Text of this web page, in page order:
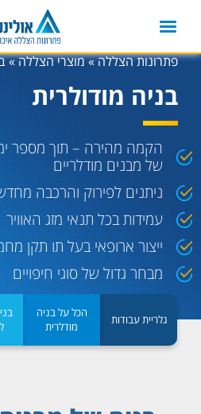
פתרונות הצללה»מוצרי הצללה»
בניה מודולרית
הקמה מהירה – תוך מספר
של מבנים מודלריים
ניתנים לפירוק והרכבה
עמידות בכל תנאי מזג האוויר
ייצור ארופאי בעל תו תקן
מבחר גדול של סוגי חיפויים
גלריית עבודות
הכל על בניה
מודלרית